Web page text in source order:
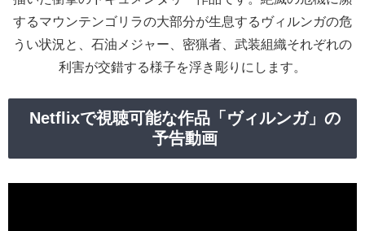
するマウンテンゴリラの大部分が生息するヴィルンガの危
うい状況と、石油メジャー、密猟者、武装組織それぞれの
利害が交錯する様子を浮き彫りにします。
Netflixで視聴可能な作品「ヴィルンガ」の
予告動画